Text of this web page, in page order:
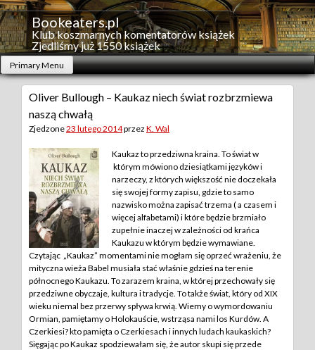
Skip
to
content
Bookeaters.pl
Klub koszmarnych komentatorów książek
Zjedliśmy już 1550 książek
Primary Menu
Oliver Bullough – Kaukaz niech świat rozbrzmiewa
naszą chwałą
Zjedzone23 lutego 2014przez K. Wal
Kaukaz to przedziwna kraina. To świat w
którym mówiono dziesiątkami języków i
narzeczy, z których większość nie doczekała
się swojej formy zapisu, gdzie to samo
nazwisko można zapisać trzema ( a czasem i
więcej alfabetami) i które będzie brzmiało
zupełnie inaczej w zależności od krańca
Kaukazu w którym będzie wymawiane.
Czytając „Kaukaz” momentami nie mogłam się oprzeć wrażeniu, że
mityczna wieża Babel musiała stać właśnie gdzieś na terenie
północnego Kaukazu. To zarazem kraina, w której przechowały się
przedziwne obyczaje, kultura i tradycje. To także świat, który od XIX
wieku niemal bez przerwy spływa krwią. Wiemy o wymordowaniu
Ormian, pamiętamy o Holokauście, wstrząsa nami los Kurdów. A
Czerkiesi? kto pamięta o Czerkiesach i innych ludach kaukaskich?
Sięgając po Kaukaz spodziewałam się, że autor skupi się przede